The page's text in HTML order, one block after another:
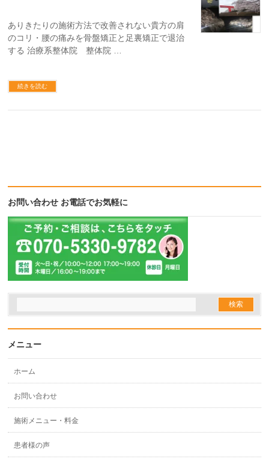
ありきたりの施術方法で改善されない貴方の肩
のコリ・腰の痛みを骨盤矯正と足裏矯正で退治
する 治療系整体院 整体院 …
続きを読む
お問い合わせ お電話でお気軽に
メニュー
ホーム
お問い合わせ
施術メニュー・料金
患者様の声